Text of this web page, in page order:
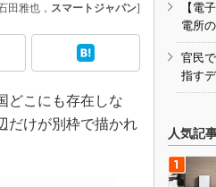
田雅也， スマートジャパン]
どこにも存在しな
だけが別枠で描かれ
【電
電所
官民
指す
人気記